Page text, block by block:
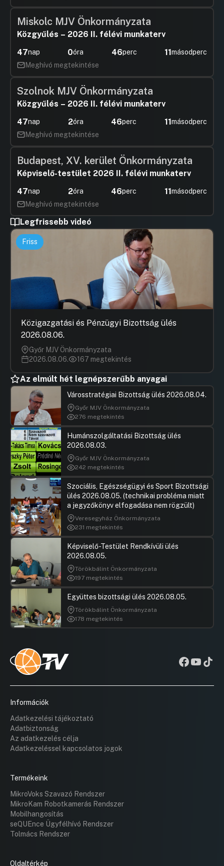
Miskolc MJV Önkormányzata
Közgyűlés – 2026 II. félévi munkaterv
47nap 0óra 46perc 10másodperc
Meghívó megtekintése
Szolnok MJV Önkormányzata
Közgyűlés – 2026 II. félévi munkaterv
47nap 2óra 46perc 10másodperc
Meghívó megtekintése
Budapest, XV. kerület Önkormányzata
Képviselő-testület 2026 II. félévi munkaterv
47nap 2óra 46perc 10másodperc
Meghívó megtekintése
Legfrissebb videó
Friss
Közigazgatási és Pénzügyi Bizottság ülés
2026.08.06.
Győr MJV Önkormányzata
2026.08.06.
167 megtekintés
Az elmúlt hét legnépszerűbb anyagai
Városstratégiai Bizottság ülés 2026.08.04.
Győr MJV Önkormányzata
276 megtekintés
Humánszolgáltatási Bizottság ülés
2026.08.03.
Győr MJV Önkormányzata
242 megtekintés
Szociális, Egészségügyi és Sport Bizottsági
ülés 2026.08.05. (technikai probléma miatt
a jegyzőkönyv elfogadása nem rögzült)
Veresegyház Önkormányzata
231 megtekintés
Képviselő-Testület Rendkívüli ülés
2026.08.05.
Törökbálint Önkormányzata
197 megtekintés
Együttes bizottsági ülés 2026.08.05.
Törökbálint Önkormányzata
178 megtekintés
Információk
Adatkezelési tájékoztató
Adatbiztonság
Az adatkezelés célja
Adatkezeléssel kapcsolatos jogok
Termékeink
MikroVoks Szavazó Rendszer
MikroKam Robotkamerás Rendszer
Mobilhangosítás
seQUEnce Ügyfélhívó Rendszer
Tolmács Rendszer
Oldaltérkép